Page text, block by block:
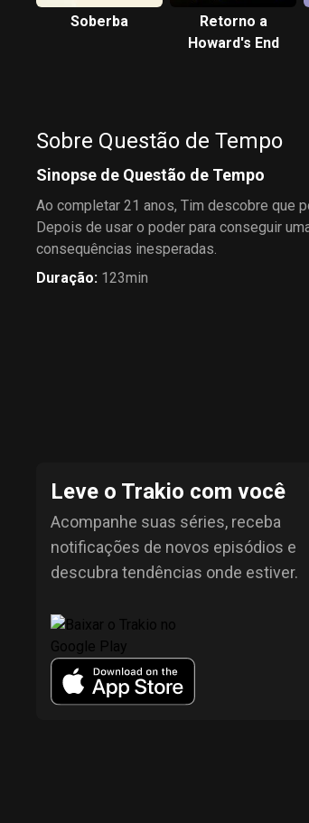
Soberba
Retorno a
Howard's End
Sobre Questão de Tempo
Sinopse de Questão de Tempo
Ao completar 21 anos, Tim descobre que
Depois de usar o poder para conseguir
consequências inesperadas.
Duração: 123min
Leve o Trakio com você
Acompanhe suas séries, receba
notificações de novos episódios e
descubra tendências onde estiver.